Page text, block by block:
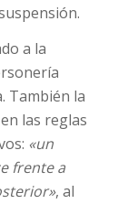
a la
También la
las reglas
«un
frente a
, al